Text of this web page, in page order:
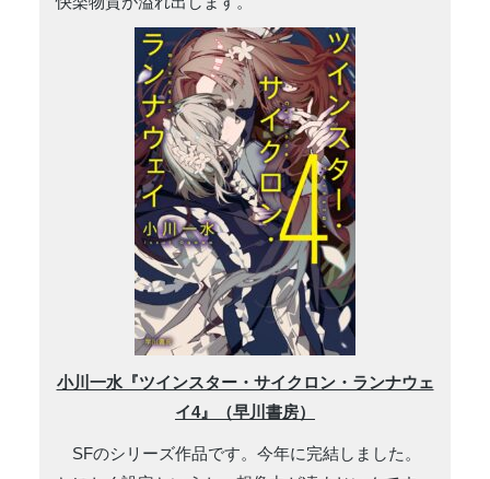
小川一水『ツインスター・サイクロン・ランナウェ
イ4』（早川書房）
SFのシリーズ作品です。今年に完結しました。